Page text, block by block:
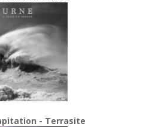
- Terrasite